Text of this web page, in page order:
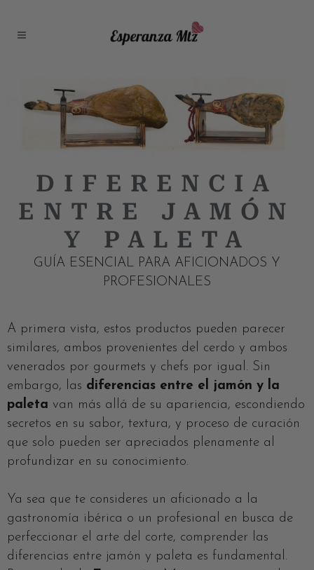
DIFERENCIA
ENTRE JAMÓN
Y PALETA
GUÍA ESENCIAL PARA AFICIONADOS Y
PROFESIONALES
A primera vista, estos productos pueden parecer
similares, ambos provenientes del cerdo y ambos
venerados por gourmets y chefs por igual. Sin
embargo, las diferencias entre el jamón y la
paleta van más allá de su apariencia, escondiendo
secretos en su sabor, textura, y proceso de curación
que solo pueden ser apreciados plenamente al
profundizar en su conocimiento.
Ya sea que te consideres un aficionado a la
gastronomía ibérica o un profesional en busca de
perfeccionar el arte del corte, comprender las
diferencias entre jamón y paleta es fundamental.